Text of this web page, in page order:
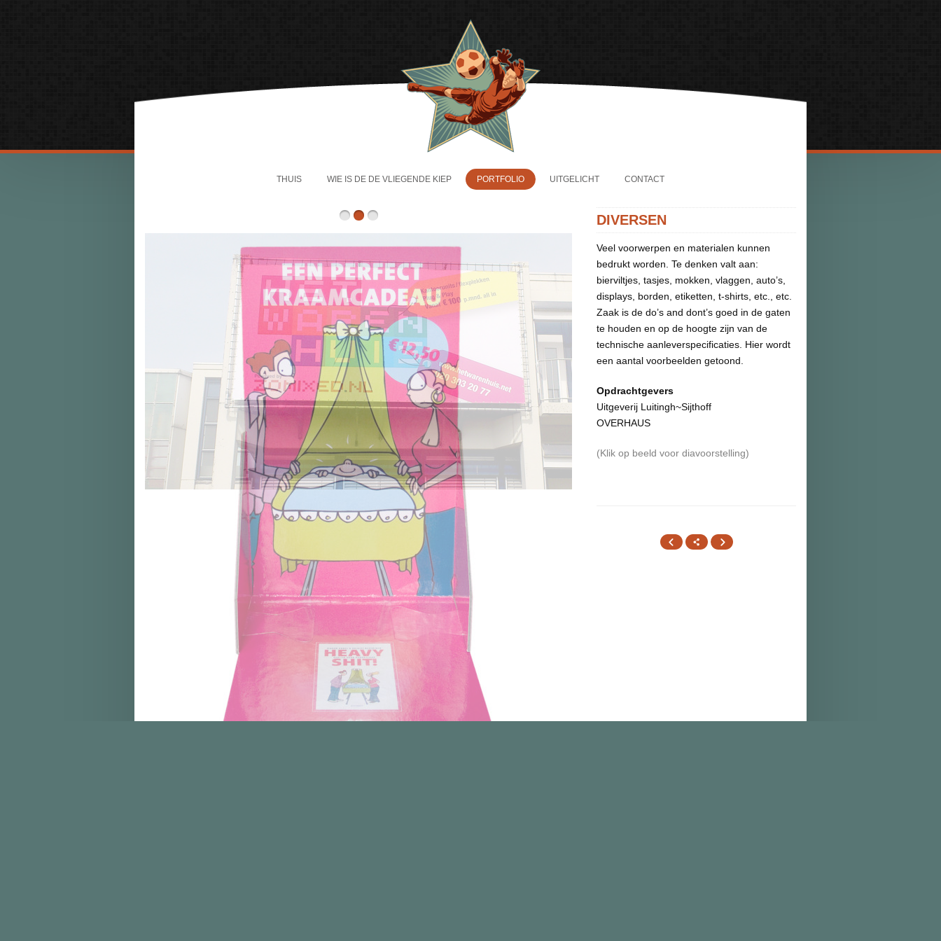
THUIS WIE IS DE DE VLIEGENDE KIEP PORTFOLIO UITGELICHT CONTACT
DIVERSEN
Veel voorwerpen en materialen kunnen
bedrukt worden. Te denken valt aan:
bierviltjes, tasjes, mokken, vlaggen, auto’s,
displays, borden, etiketten, t-shirts, etc., etc.
Zaak is de do’s and dont’s goed in de gaten
te houden en op de hoogte zijn van de
technische aanleverspecificaties. Hier wordt
een aantal voorbeelden getoond.
Opdrachtgevers
Uitgeverij Luitingh~Sijthoff
OVERHAUS
(Klik op beeld voor diavoorstelling)